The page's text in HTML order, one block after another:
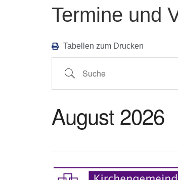
Termine und
Tabellen zum Drucken
August 2026